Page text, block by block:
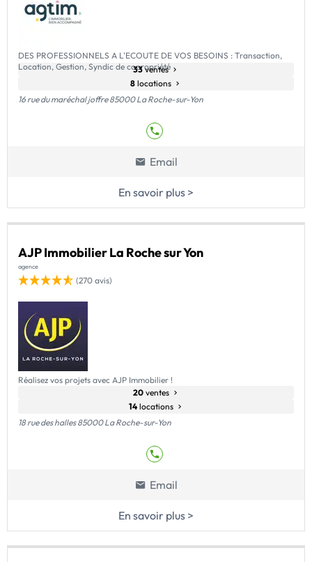
DES PROFESSIONNELS A L'ECOUTE DE VOS BESOINS : Transaction,
Location, Gestion, Syndic de copropriété
33ventes
8 locations
16 rue du maréchal joffre 85000 La Roche-sur-Yon
Email
En savoir plus >
AJP Immobilier La Roche sur Yon
agence
(270 avis)
Réalisez vos projets avec AJP Immobilier !
20ventes
14locations
18 rue des halles 85000 La Roche-sur-Yon
Email
En savoir plus >